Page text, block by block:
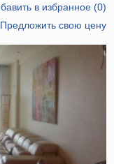
в избранное(0)
Предложить свою цену